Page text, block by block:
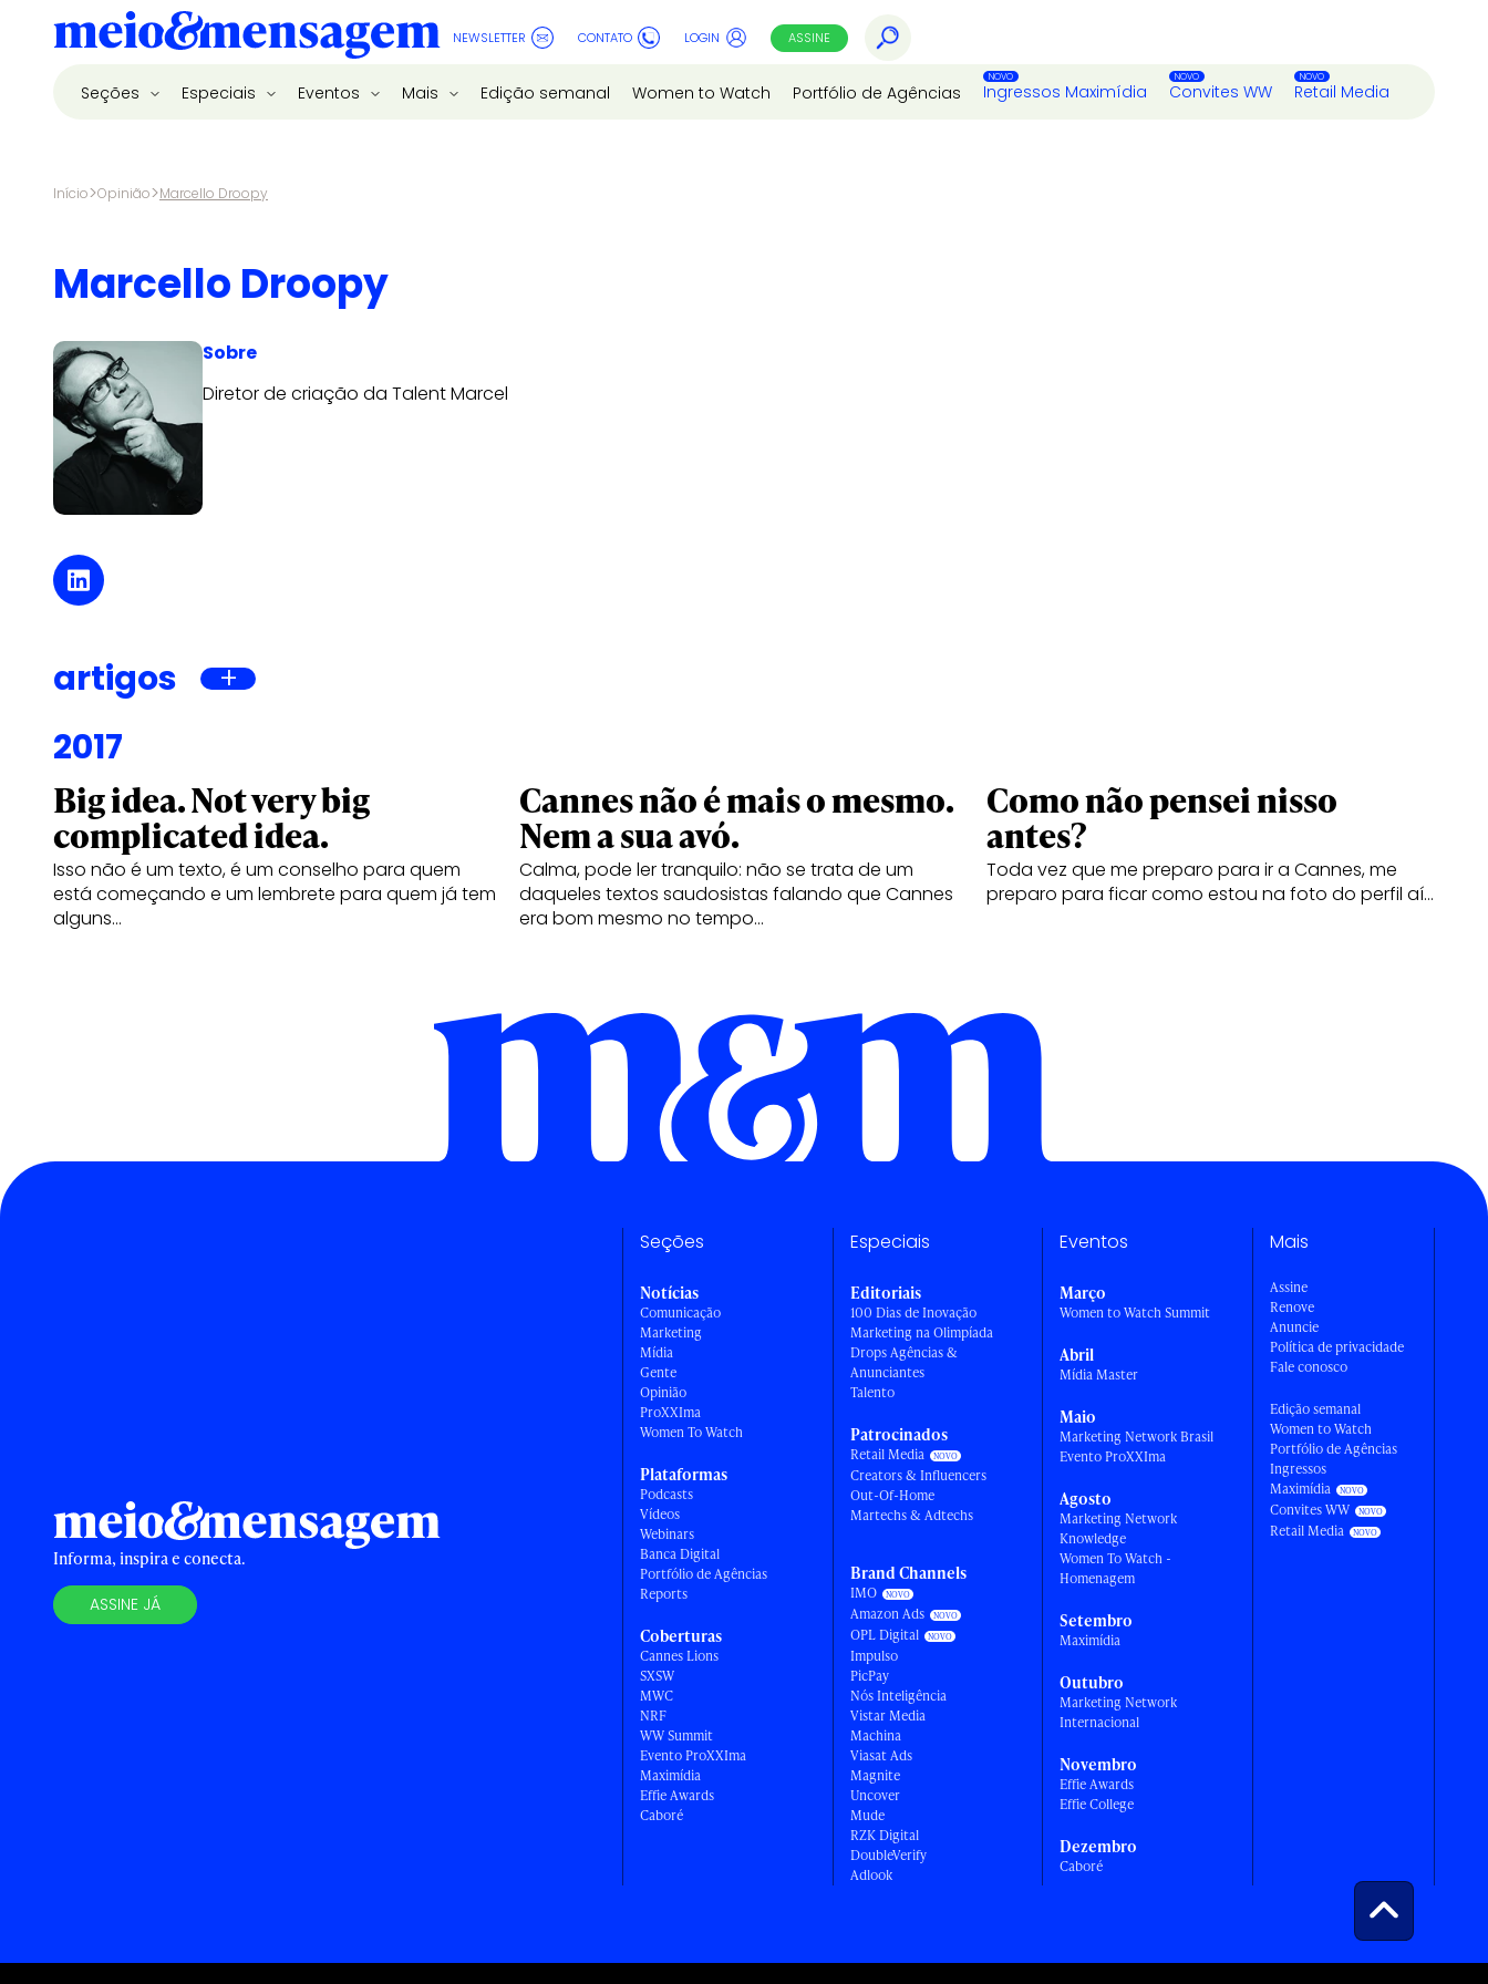
NEWSLETTER CONTATO LOGIN ASSINE
Seções Especiais Eventos Mais Edição semanal Women to Watch Portfólio de Agências Ingressos Maximídia Convites WW Retail Media
Início>Opinião>Marcello Droopy
Marcello Droopy
Sobre
Diretor de criação da Talent Marcel
artigos
2017
Big idea. Not very big
complicated idea.
Isso não é um texto, é um conselho para quem
está começando e um lembrete para quem já tem
alguns…
Cannes não é mais o mesmo.
Nem a sua avó.
Calma, pode ler tranquilo: não se trata de um
daqueles textos saudosistas falando que Cannes
era bom mesmo no tempo…
Como não pensei nisso
antes?
Toda vez que me preparo para ir a Cannes, me
preparo para ficar como estou na foto do perfil aí…
Informa, inspira e conecta.
ASSINE JÁ
Seções
Notícias
Comunicação
Marketing
Mídia
Gente
Opinião
ProXXIma
Women To Watch
Plataformas
Podcasts
Vídeos
Webinars
Banca Digital
Portfólio de Agências
Reports
Coberturas
Cannes Lions
SXSW
MWC
NRF
WW Summit
Evento ProXXIma
Maximídia
Effie Awards
Caboré
Especiais
Editoriais
100 Dias de Inovação
Marketing na Olimpíada
Drops Agências &
Anunciantes
Talento
Patrocinados
Retail Media
Creators & Influencers
Out-Of-Home
Martechs & Adtechs
Brand Channels
IMO
Amazon Ads
OPL Digital
Impulso
PicPay
Nós Inteligência
Vistar Media
Machina
Viasat Ads
Magnite
Uncover
Mude
RZK Digital
DoubleVerify
Adlook
Eventos
Março
Women to Watch Summit
Abril
Mídia Master
Maio
Marketing Network Brasil
Evento ProXXIma
Agosto
Marketing Network
Knowledge
Women To Watch -
Homenagem
Setembro
Maximídia
Outubro
Marketing Network
Internacional
Novembro
Effie Awards
Effie College
Dezembro
Caboré
Mais
Assine
Renove
Anuncie
Política de privacidade
Fale conosco
Edição semanal
Women to Watch
Portfólio de Agências
Ingressos
Maximídia
Convites WW
Retail Media